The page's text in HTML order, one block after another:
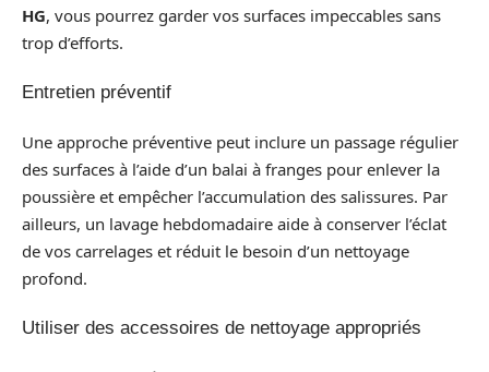
HG, vous pourrez garder vos surfaces impeccables sans
trop d’efforts.
Entretien préventif
Une approche préventive peut inclure un passage régulier
des surfaces à l’aide d’un balai à franges pour enlever la
poussière et empêcher l’accumulation des salissures. Par
ailleurs, un lavage hebdomadaire aide à conserver l’éclat
de vos carrelages et réduit le besoin d’un nettoyage
profond.
Utiliser des accessoires de nettoyage appropriés